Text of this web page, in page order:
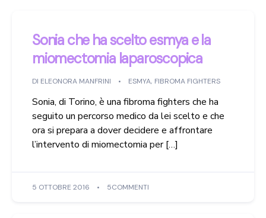
Sonia che ha scelto esmya e la
miomectomia laparoscopica
DI ELEONORA MANFRINI ESMYA, FIBROMA FIGHTERS
Sonia, di Torino, è una fibroma fighters che ha
seguito un percorso medico da lei scelto e che
ora si prepara a dover decidere e affrontare
l’intervento di miomectomia per […]
5 OTTOBRE 2016 5COMMENTI